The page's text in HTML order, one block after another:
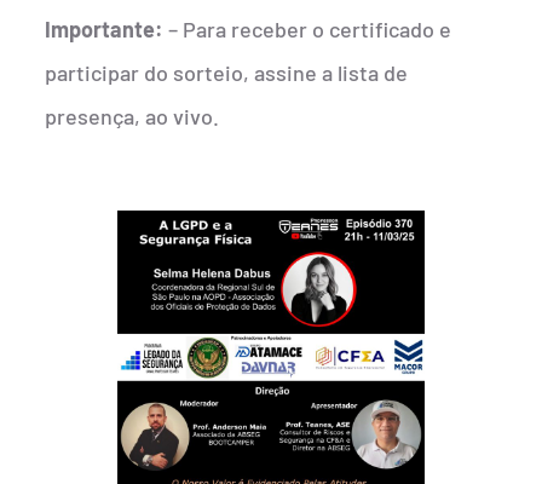
Importante:– Para receber o certificado e
participar do sorteio, assine a lista de
presença, ao vivo.